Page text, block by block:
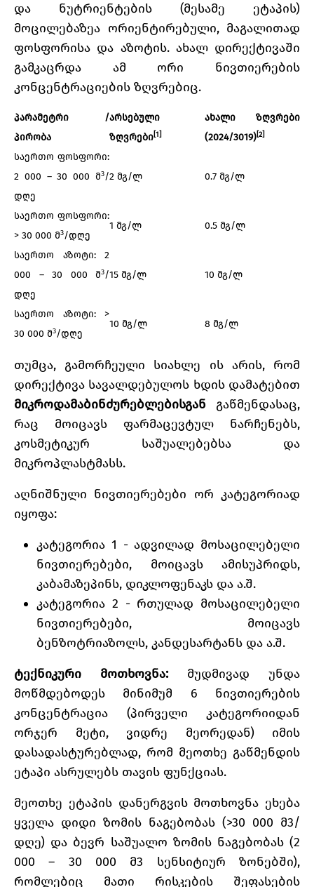
და ნუტრიენტების (მესამე ეტაპის)
მოცილებაზეა ორიენტირებული, მაგალითად
ფოსფორისა და აზოტის. ახალ დირექტივაში
გამკაცრდა ამ ორი ნივთიერების
კონცენტრაციების ზღვრებიც.
პარამეტრი /
პირობა
არსებული
ზღვრები[1]
ახალი ზღვრები
(2024/3019)[2]
საერთო ფოსფორი:
2 000 – 30 000 მ3/
დღე
2 მგ/ლ 0.7 მგ/ლ
საერთო ფოსფორი:
> 30 000 მ3/დღე
1 მგ/ლ 0.5 მგ/ლ
საერთო აზოტი: 2
000 – 30 000 მ3/
დღე
15 მგ/ლ 10 მგ/ლ
საერთო აზოტი: >
30 000 მ3/დღე
10 მგ/ლ 8 მგ/ლ
თუმცა, გამორჩეული სიახლე ის არის, რომ
დირექტივა სავალდებულოს ხდის დამატებით
მიკროდამაბინძურებლებისგან გაწმენდასაც,
რაც მოიცავს ფარმაცევტულ ნარჩენებს,
კოსმეტიკურ საშუალებებსა და
მიკროპლასტმასს.
აღნიშნული ნივთიერებები ორ კატეგორიად
იყოფა:
კატეგორია 1 - ადვილად მოსაცილებელი
ნივთიერებები, მოიცავს ამისუპრიდს,
კაბამაზეპინს, დიკლოფენაკს და ა.შ.
კატეგორია 2 - რთულად მოსაცილებელი
ნივთიერებები, მოიცავს
ბენზოტრიაზოლს, კანდესარტანს და ა.შ.
ტექნიკური მოთხოვნა:მუდმივად უნდა
მოწმდებოდეს მინიმუმ 6 ნივთიერების
კონცენტრაცია (პირველი კატეგორიიდან
ორჯერ მეტი, ვიდრე მეორედან) იმის
დასადასტურებლად, რომ მეოთხე გაწმენდის
ეტაპი ასრულებს თავის ფუნქციას.
მეოთხე ეტაპის დანერგვის მოთხოვნა ეხება
ყველა დიდი ზომის ნაგებობას (>30 000 მ3/
დღე) და ბევრ საშუალო ზომის ნაგებობას (2
000 – 30 000 მ3 სენსიტიურ ზონებში),
რომლებიც მათი რისკების შეფასების